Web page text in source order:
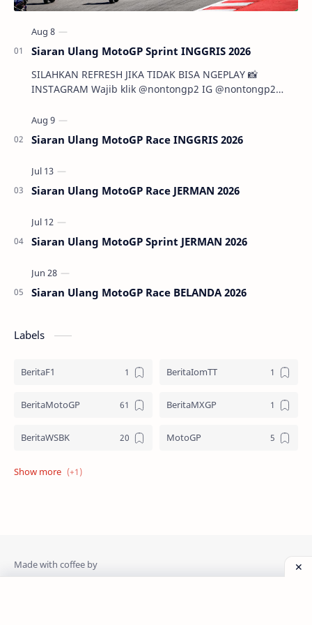
Siaran Ulang MotoGP Sprint INGGRIS 2026
SILAHKAN REFRESH JIKA TIDAK BISA NGEPLAY 📸
INSTAGRAM Wajib klik @nontongp2 IG @nontongp2
Siaran Ulang MotoGP Race INGGRIS 2026
Siaran Ulang MotoGP Race JERMAN 2026
Siaran Ulang MotoGP Sprint JERMAN 2026
Siaran Ulang MotoGP Race BELANDA 2026
Labels
BeritaF1 BeritaIomTT
BeritaMotoGP BeritaMXGP
BeritaWSBK MotoGP
WSBK
NontonGP.com